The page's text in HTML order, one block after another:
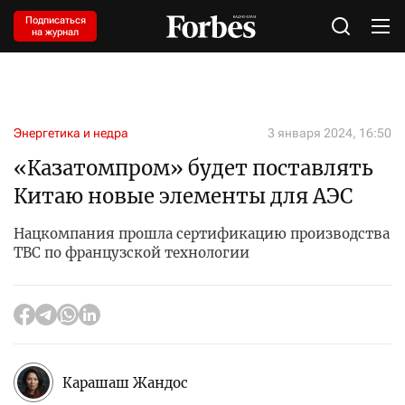
Подписаться
на журнал
Энергетика и недра 3 января 2024, 16:50
«Казатомпром» будет поставлять
Китаю новые элементы для АЭС
Нацкомпания прошла сертификацию производства
ТВС по французской технологии
Карашаш Жандос